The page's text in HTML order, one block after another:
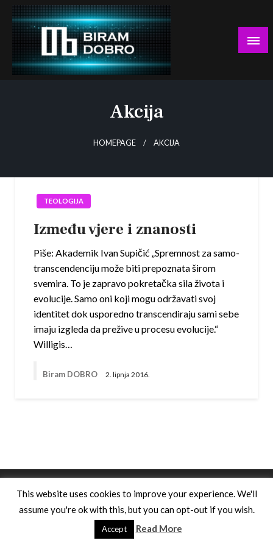
Skip
content
Akcija
HOMEPAGE AKCIJA
TEOLOGIJA
Između vjere i znanosti
Piše: Akademik Ivan Supičić „Spremnost za samo-
transcendenciju može biti prepoznata širom
svemira. To je zapravo pokretačka sila života i
evolucije. Samo oni koji mogu održavati svoj
identitet dok usporedno transcendiraju sami sebe
imaju izgleda da prežive u procesu evolucije.“
Willigis…
Biram DOBRO 2. lipnja 2016.
This website uses cookies to improve your experience. We'll
assume you're ok with this, but you can opt-out if you wish.
Accept Read More